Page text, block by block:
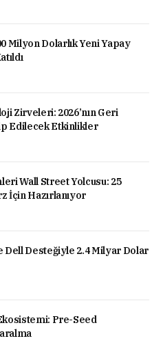
Milyon Dolarlık Yeni Yapay
Zirveleri: 2026’nın Geri
Edilecek Etkinlikler
Wall Street Yolcusu: 25
İçin Hazırlanıyor
Dell Desteğiyle 2.4 Milyar Dolar
Pre-Seed